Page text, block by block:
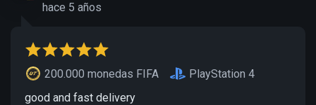
hace 5 años
200.000 monedas FIFA
PlayStation 4
good and fast delivery